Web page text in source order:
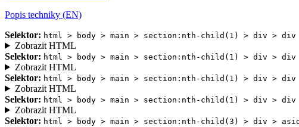
Popis techniky (EN)
Selektor: html > body > main > section:nth-child(1) > div >
Zobrazit HTML
Selektor: html > body > main > section:nth-child(1) > div >
Zobrazit HTML
Selektor: html > body > main > section:nth-child(1) > div >
Zobrazit HTML
Selektor: html > body > main > section:nth-child(1) > div >
Zobrazit HTML
Selektor: html > body > main > section:nth-child(3) > div >